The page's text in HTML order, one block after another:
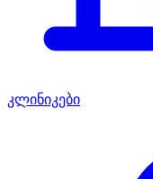
კლინიკები